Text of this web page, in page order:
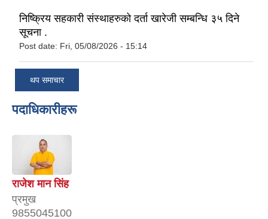
निष्क्रिय सहकारी संस्थाहरुको दर्ता खारेजी सम्बन्धि ३५ दिने
सूचना .
Post date: Fri, 05/08/2026 - 15:14
थप समाचार
पदाधिकारीहरू
राजेश मान सिंह
प्रमुख
9855045100